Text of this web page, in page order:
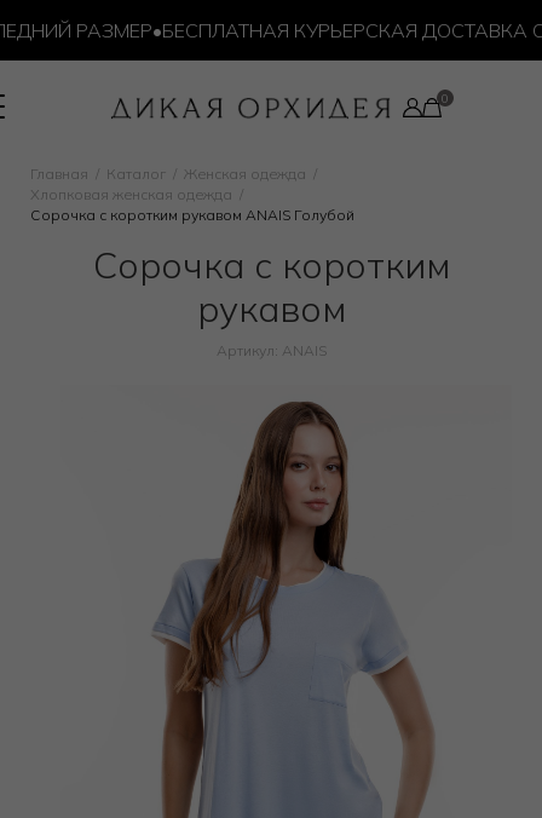
РАЗМЕР•БЕСПЛАТНАЯ КУРЬЕРСКАЯ ДОСТАВКА ОТ
Главная Каталог
Женская одежда
Хлопковая женская одежда
Сорочка с коротким рукавом ANAIS Голубой
Сорочка с коротким
рукавом
Артикул: ANAIS